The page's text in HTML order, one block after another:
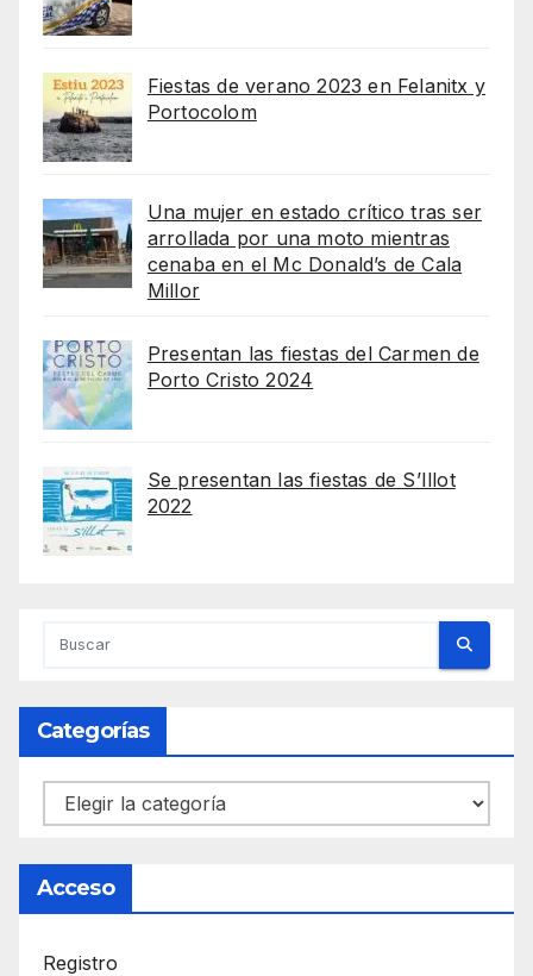
Fiestas de verano 2023 en Felanitx y
Portocolom
Una mujer en estado crítico tras ser
arrollada por una moto mientras
cenaba en el Mc Donald’s de Cala
Millor
Presentan las fiestas del Carmen de
Porto Cristo 2024
Se presentan las fiestas de S’Illot
2022
Categorías
Categorías
Acceso
Registro